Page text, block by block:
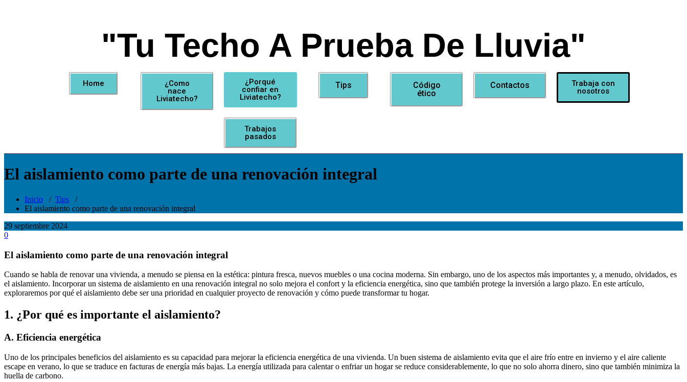
"Tu Techo A Prueba De Lluvia"
Home
¿Como
nace
Liviatecho?
¿Porqué
confiar en
Liviatecho?
Trabajos
pasados
Tips
Código
ético
Contactos
Trabaja con
nosotros
El aislamiento como parte de una renovación integral
Inicio / Tips /
El aislamiento como parte de una renovación integral
29 septiembre 2024
0
El aislamiento como parte de una renovación integral
Cuando se habla de renovar una vivienda, a menudo se piensa en la estética: pintura fresca, nuevos muebles o una cocina moderna. Sin embargo, uno de los aspectos más importantes y, a menudo, olvidados, es
el aislamiento. Incorporar un sistema de aislamiento en una renovación integral no solo mejora el confort y la eficiencia energética, sino que también protege la inversión a largo plazo. En este artículo,
exploraremos por qué el aislamiento debe ser una prioridad en cualquier proyecto de renovación y cómo puede transformar tu hogar.
1. ¿Por qué es importante el aislamiento?
A. Eficiencia energética
Uno de los principales beneficios del aislamiento es su capacidad para mejorar la eficiencia energética de una vivienda. Un buen sistema de aislamiento evita que el aire frío entre en invierno y el aire caliente
escape en verano, lo que se traduce en facturas de energía más bajas. La energía utilizada para calentar o enfriar un hogar se reduce considerablemente, lo que no solo ahorra dinero, sino que también minimiza la
huella de carbono.